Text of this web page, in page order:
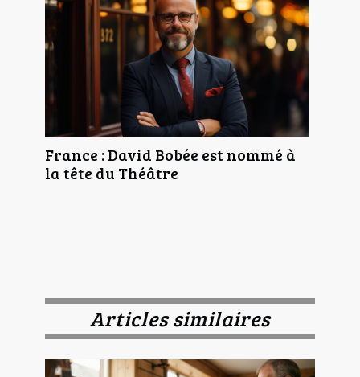
France : David Bobée est nommé à
la tête du Théâtre
Articles similaires